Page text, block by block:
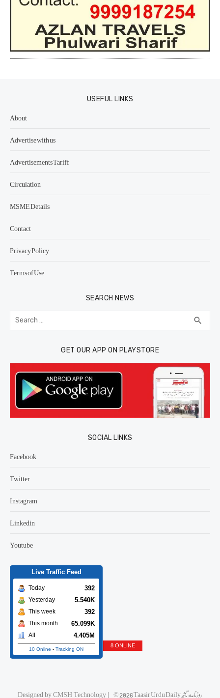
USEFUL LINKS
About
Advertise with us
Advertisements Tariff
Circulation
MSME Details
Contact
Privacy Policy
Terms of Use
SEARCH NEWS
Search
for: search
GET OUR APP ON PLAYSTORE
SOCIAL LINKS
Facebook
Twitter
Instagram
Linkedin
Youtube
Live Traffic Feed
Today 392
Yesterday 5.540K
This week 392
This month 65.099K
All 4.405M
10 Online - Tracking ON
8 ONLINE
Designed byCMSH Technology| © 2026 Taasir Urdu Daily روزنامه تاثیر